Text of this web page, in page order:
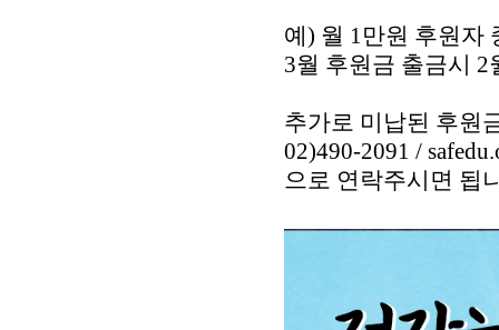
예) 월 1만원 후원자
3월 후원금 출금시
추가로 미납된 후원
02)490-2091 /
으로 연락주시면 됩